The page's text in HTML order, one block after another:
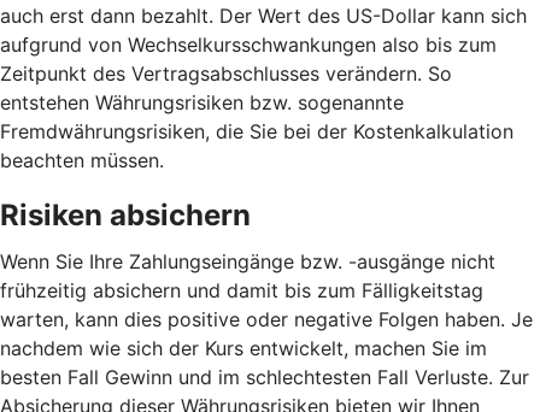
auch erst dann bezahlt. Der Wert des US-Dollar kann sich
aufgrund von Wechselkursschwankungen also bis zum
Zeitpunkt des Vertragsabschlusses verändern. So
entstehen Währungsrisiken bzw. sogenannte
Fremdwährungsrisiken, die Sie bei der Kostenkalkulation
beachten müssen.
Risiken absichern
Wenn Sie Ihre Zahlungseingänge bzw. -ausgänge nicht
frühzeitig absichern und damit bis zum Fälligkeitstag
warten, kann dies positive oder negative Folgen haben. Je
nachdem wie sich der Kurs entwickelt, machen Sie im
besten Fall Gewinn und im schlechtesten Fall Verluste. Zur
Absicherung dieser Währungsrisiken bieten wir Ihnen